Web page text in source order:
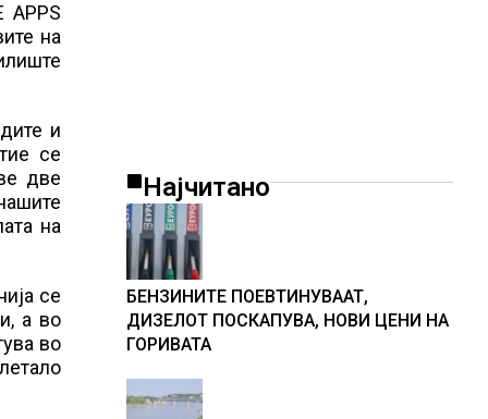
APPS
на
и
се
две
на
се
а во
во
Најчитано
БЕНЗИНИТЕ ПОЕВТИНУВААТ,
ДИЗЕЛОТ ПОСКАПУВА, НОВИ ЦЕНИ НА
ГОРИВАТА